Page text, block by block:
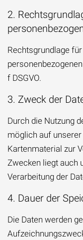
2.
Rechtsgrundlage
f DSGVO.
3. Zweck der
Durch die Nutzung
möglich auf
Kartenmaterial zur
Zwecken liegt auch
Verarbeitung der
4. Dauer der
Die Daten werden